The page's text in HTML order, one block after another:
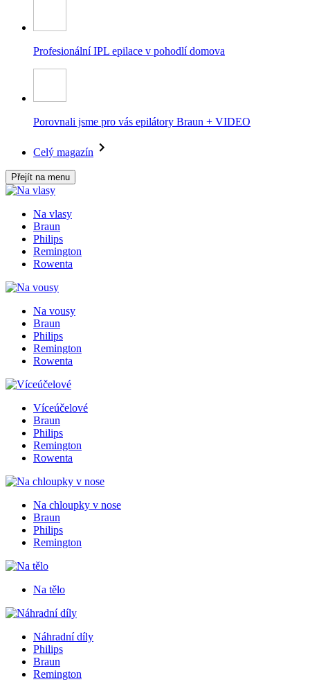
Profesionální IPL epilace v pohodlí domova
Porovnali jsme pro vás epilátory Braun + VIDEO
Celý magazín
Přejít na menu
Na vlasy
Braun
Philips
Remington
Rowenta
Na vousy
Braun
Philips
Remington
Rowenta
Víceúčelové
Braun
Philips
Remington
Rowenta
Na chloupky v nose
Braun
Philips
Remington
Na tělo
Náhradní díly
Philips
Braun
Remington